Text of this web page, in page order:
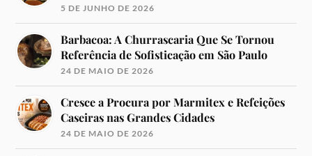
5 DE JUNHO DE 2026
Barbacoa: A Churrascaria Que Se Tornou
Referência de Sofisticação em São Paulo
24 DE MAIO DE 2026
Cresce a Procura por Marmitex e Refeições
Caseiras nas Grandes Cidades
24 DE MAIO DE 2026